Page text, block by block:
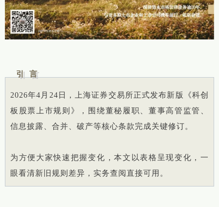
引 言
2026年4月24日，上海证券交易所正式发布新版《科创
板股票上市规则》，围绕董秘履职、董事高管监管、
信息披露、合并、破产等核心条款完成关键修订。
为方便大家快速把握变化，本文以表格呈现变化，一
眼看清新旧规则差异，实务查阅直接可用。